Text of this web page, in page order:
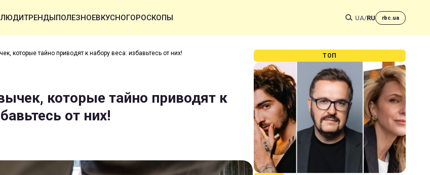
ЛЮДИТРЕНДЫПОЛЕЗНОЕВКУСНОГОРОСКОПЫ UA/RU rbc.ua
которые тайно приводят к набору веса: избавьтесь от них!
которые тайно приводят к
от них!
ТОП